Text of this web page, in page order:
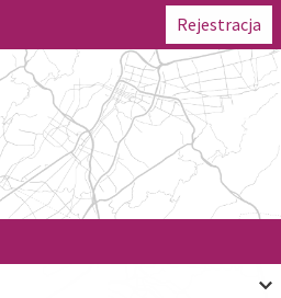
Rejestracja